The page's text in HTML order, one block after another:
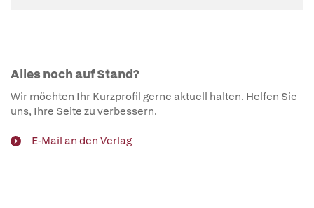
Alles noch auf Stand?
Wir möchten Ihr Kurzprofil gerne aktuell halten. Helfen Sie
uns, Ihre Seite zu verbessern.
E-Mail an den Verlag